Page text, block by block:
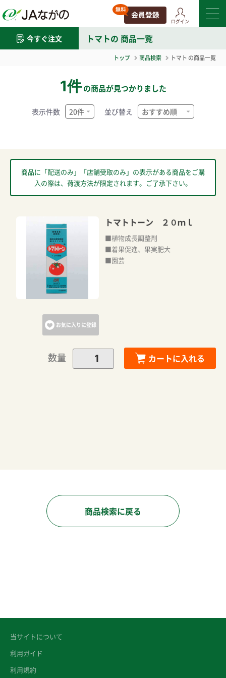
ログイン
今すぐ注文 トマトの 商品一覧
トップ 商品検索 トマト の商品一覧
1件 の商品が見つかりました
表示件数 並び替え
商品に「配送のみ」「店舗受取のみ」の表示がある商品をご購
入の際は、荷渡方法が限定されます。ご了承下さい。
お気に入りに登録
トマトトーン ２０ｍｌ
■植物成長調整剤
■着果促進、果実肥大
■園芸
数量 カートに入れる
カートに追加しました。
商品検索に戻る
当サイトについて
利用ガイド
利用規約